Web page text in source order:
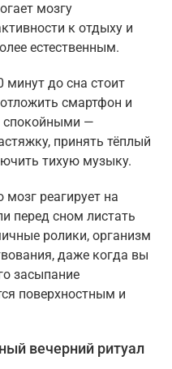
мозгу
к отдыху и
естественным.
минут до сна стоит
смартфон и
спокойными —
принять тёплый
тихую музыку.
реагирует на
перед сном листать
ролики, организм
даже когда вы
засыпание
поверхностным и
вечерний ритуал